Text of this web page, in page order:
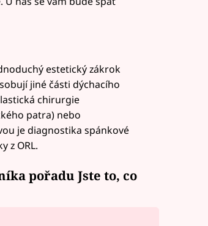
estetický zákrok
jiné části dýchacího
chirurgie
patra) nebo
je diagnostika spánkové
z ORL.
pořadu Jste to, co